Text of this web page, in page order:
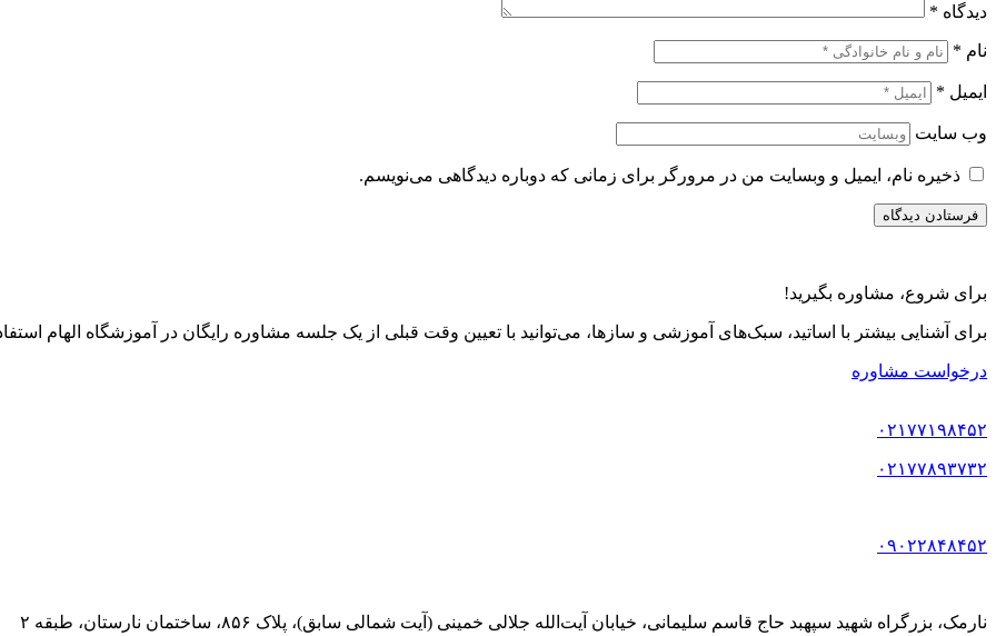
دیدگاه *
نام *
ایمیل *
وب‌ سایت
ذخیره نام، ایمیل و وبسایت من در مرورگر برای زمانی که دوباره دیدگاهی می‌نویسم.
برای شروع، مشاوره بگیرید!
برای آشنایی بیشتر با اساتید، سبک‌های آموزشی و سازها، می‌توانید با تعیین وقت قبلی از یک جلسه مشاوره رایگان در آموزشگاه الهام
درخواست مشاوره
۰۲۱۷۷۱۹۸۴۵۲
۰۲۱۷۷۸۹۳۷۳۲
۰۹۰۲۲۸۴۸۴۵۲
نارمک، بزرگراه شهید سپهبد حاج قاسم سلیمانی، خیابان آیت‌الله جلالی خمینی (آیت شمالی سابق)، پلاک ۸۵۶، ساختمان نارستان، طبقه ۲